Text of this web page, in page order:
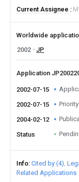
Current Assignee
Worldwide
2002
JP
Application
2002-07-15
2002-07-15
2004-02-12
Status
Info Cited by (4)
Related Applications